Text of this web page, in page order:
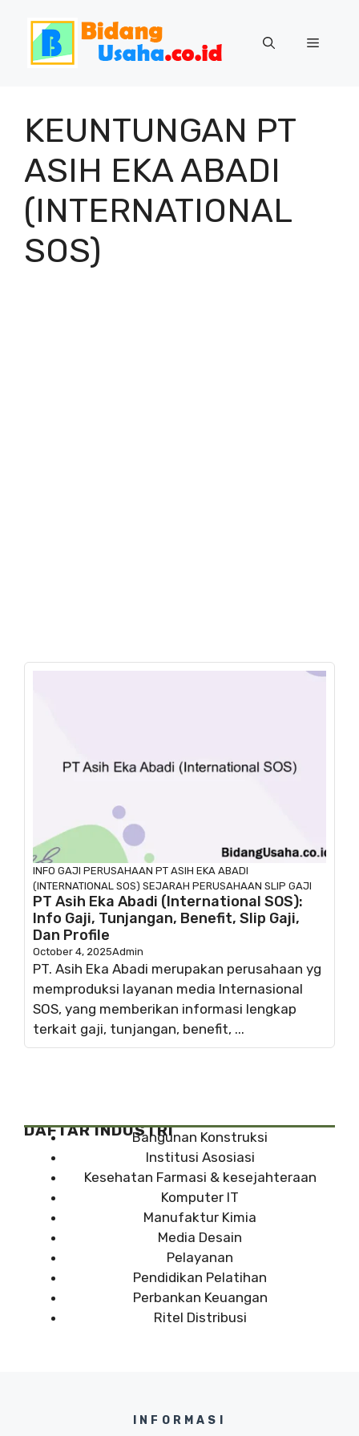
Menu
KEUNTUNGAN PT
ASIH EKA ABADI
(INTERNATIONAL
SOS)
INFO GAJI PERUSAHAAN PT ASIH EKA ABADI
(INTERNATIONAL SOS) SEJARAH PERUSAHAAN SLIP GAJI
PT Asih Eka Abadi (International SOS):
Info Gaji, Tunjangan, Benefit, Slip Gaji,
Dan Profile
October 4, 2025Admin
PT. Asih Eka Abadi merupakan perusahaan yg
memproduksi layanan media Internasional
SOS, yang memberikan informasi lengkap
terkait gaji, tunjangan, benefit, ...
DAFTAR INDUSTRIBangunan Konstruksi
Institusi Asosiasi
Kesehatan Farmasi & kesejahteraan
Komputer IT
Manufaktur Kimia
Media Desain
Pelayanan
Pendidikan Pelatihan
Perbankan Keuangan
Ritel Distribusi
INFORMASI